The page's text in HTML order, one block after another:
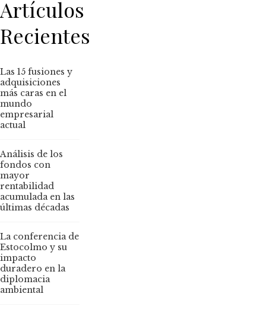
Artículos
Recientes
Las 15 fusiones y
adquisiciones
más caras en el
mundo
empresarial
actual
Análisis de los
fondos con
mayor
rentabilidad
acumulada en las
últimas décadas
La conferencia de
Estocolmo y su
impacto
duradero en la
diplomacia
ambiental